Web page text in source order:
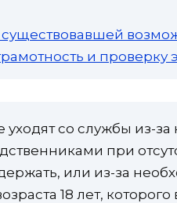
существовавшей
и проверку
уходят со службы из-
при
или из-за
18 лет,